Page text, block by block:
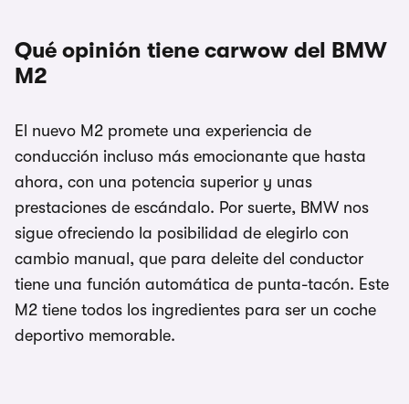
Qué opinión tiene carwow del BMW
M2
El nuevo M2 promete una experiencia de
conducción incluso más emocionante que hasta
ahora, con una potencia superior y unas
prestaciones de escándalo. Por suerte, BMW nos
sigue ofreciendo la posibilidad de elegirlo con
cambio manual, que para deleite del conductor
tiene una función automática de punta-tacón. Este
M2 tiene todos los ingredientes para ser un coche
deportivo memorable.